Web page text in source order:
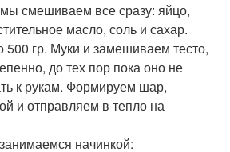
смешиваем все сразу: яйцо,
масло, соль и сахар.
гр. Муки и замешиваем тесто,
до тех пор пока оно не
к рукам. Формируем шар,
и отправляем в тепло на
начинкой: